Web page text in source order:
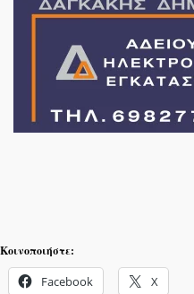
Κοινοποιήστε:
Facebook X